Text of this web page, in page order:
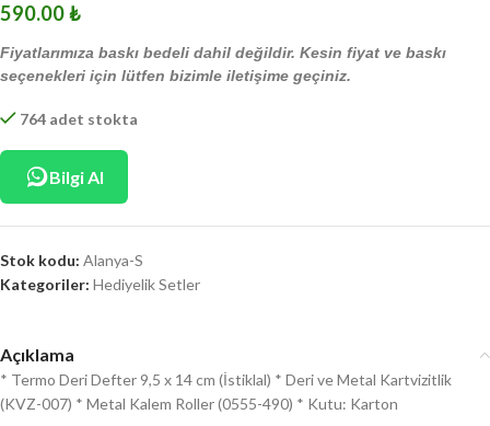
590.00₺
Fiyatlarımıza baskı bedeli dahil değildir. Kesin fiyat ve baskı
seçenekleri için lütfen bizimle iletişime geçiniz.
764 adet stokta
Bilgi Al
Stok kodu: Alanya-S
Kategoriler: Hediyelik Setler
Açıklama
* Termo Deri Defter 9,5 x 14 cm (İstiklal) * Deri ve Metal Kartvizitlik
(KVZ-007) * Metal Kalem Roller (0555-490) * Kutu: Karton